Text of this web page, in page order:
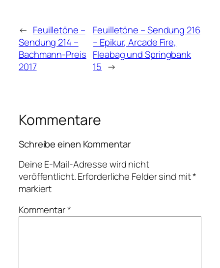
← Feuilletöne –
Sendung 214 –
Bachmann-Preis
2017
Feuilletöne – Sendung 216
– Epikur, Arcade Fire,
Fleabag und Springbank
15 →
Kommentare
Schreibe einen Kommentar
Deine E-Mail-Adresse wird nicht
veröffentlicht.Erforderliche Felder sind mit*
markiert
Kommentar*